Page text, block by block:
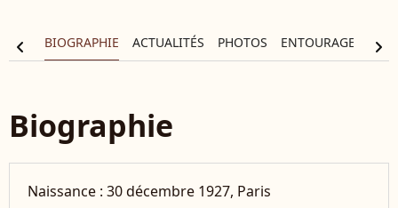
BIOGRAPHIE ACTUALITÉS PHOTOS ENTOURAGE
chevron_left chevron_right
Biographie
Naissance :30 décembre 1927, Paris